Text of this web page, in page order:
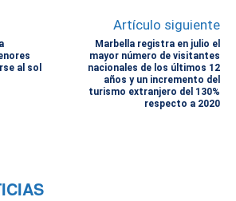
al sol
Artículo siguiente
Marbella registra en julio el
mayor número de visitantes
nacionales de los últimos 12
años y un incremento del
turismo extranjero del 130%
respecto a 2020